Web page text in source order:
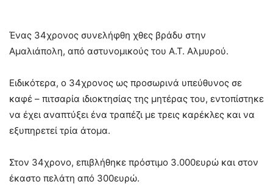
Ένας 34χρονος συνελήφθη χθες βράδυ στην
Αμαλιάπολη, από αστυνομικούς του Α.Τ. Αλμυρού.
Ειδικότερα, ο 34χρονος ως προσωρινά υπεύθυνος σε
καφέ – πιτσαρία ιδιοκτησίας της μητέρας του, εντοπίστηκε
να έχει αναπτύξει ένα τραπέζι με τρεις καρέκλες και να
εξυπηρετεί τρία άτομα.
Στον 34χρονο, επιβλήθηκε πρόστιμο 3.000ευρώ και στον
έκαστο πελάτη από 300ευρώ.